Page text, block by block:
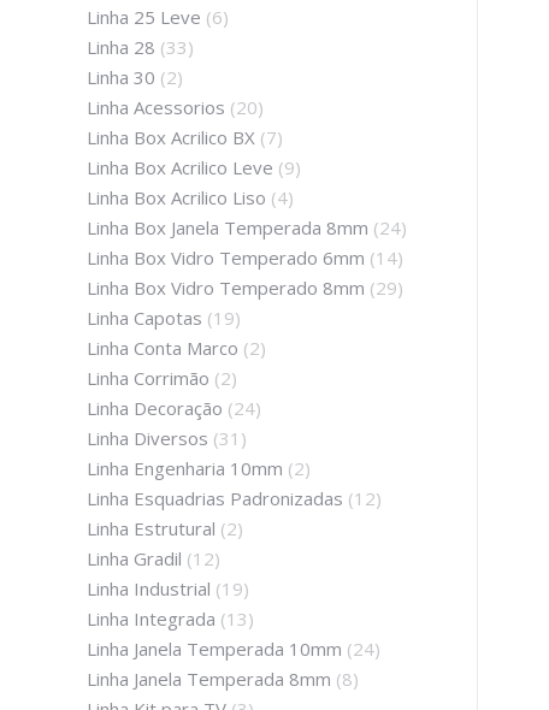
Linha 25 Leve (6)
Linha 28 (33)
Linha 30 (2)
Linha Acessorios (20)
Linha Box Acrilico BX (7)
Linha Box Acrilico Leve (9)
Linha Box Acrilico Liso (4)
Linha Box Janela Temperada 8mm (24)
Linha Box Vidro Temperado 6mm (14)
Linha Box Vidro Temperado 8mm (29)
Linha Capotas (19)
Linha Conta Marco (2)
Linha Corrimão (2)
Linha Decoração (24)
Linha Diversos (31)
Linha Engenharia 10mm (2)
Linha Esquadrias Padronizadas (12)
Linha Estrutural (2)
Linha Gradil (12)
Linha Industrial (19)
Linha Integrada (13)
Linha Janela Temperada 10mm (24)
Linha Janela Temperada 8mm (8)